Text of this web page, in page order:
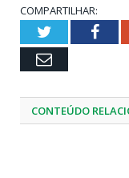
COMPARTILHAR:
Twitter
Email
CONTEÚDO